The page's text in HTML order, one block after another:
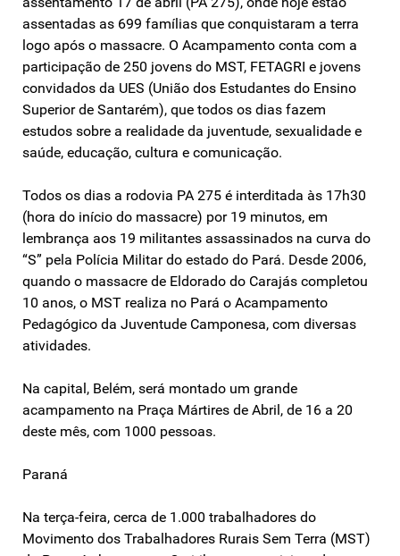
assentadas as 699 famílias que conquistaram a terra
logo após o massacre. O Acampamento conta com a
participação de 250 jovens do MST, FETAGRI e jovens
convidados da UES (União dos Estudantes do Ensino
Superior de Santarém), que todos os dias fazem
estudos sobre a realidade da juventude, sexualidade e
saúde, educação, cultura e comunicação.
Todos os dias a rodovia PA 275 é interditada às 17h30
(hora do início do massacre) por 19 minutos, em
lembrança aos 19 militantes assassinados na curva do
“S” pela Polícia Militar do estado do Pará. Desde 2006,
quando o massacre de Eldorado do Carajás completou
10 anos, o MST realiza no Pará o Acampamento
Pedagógico da Juventude Camponesa, com diversas
atividades.
Na capital, Belém, será montado um grande
acampamento na Praça Mártires de Abril, de 16 a 20
deste mês, com 1000 pessoas.
Paraná
Na terça-feira, cerca de 1.000 trabalhadores do
Movimento dos Trabalhadores Rurais Sem Terra (MST)